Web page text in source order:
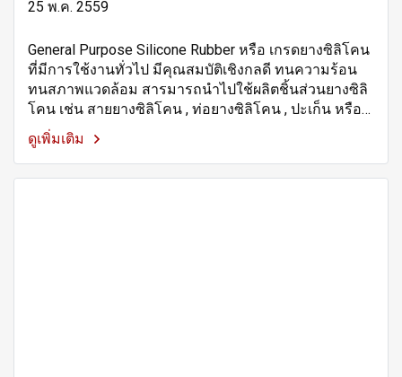
25 พ.ค. 2559
General Purpose Silicone Rubber หรือ เกรดยางซิลิโคน
ที่มีการใช้งานทั่วไป มีคุณสมบัติเชิงกลดี ทนความร้อน
ทนสภาพแวดล้อม สารมารถนำไปใช้ผลิตชิ้นส่วนยางซิลิ
โคน เช่น สายยางซิลิโคน , ท่อยางซิลิโคน , ปะเก็น หรือ
ซีล เป็นต้น
ดูเพิ่มเติม